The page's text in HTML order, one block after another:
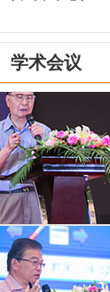
学术会议